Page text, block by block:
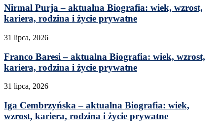
Nirmal Purja – aktualna Biografia: wiek, wzrost,
kariera, rodzina i życie prywatne
31 lipca, 2026
Franco Baresi – aktualna Biografia: wiek, wzrost,
kariera, rodzina i życie prywatne
31 lipca, 2026
Iga Cembrzyńska – aktualna Biografia: wiek,
wzrost, kariera, rodzina i życie prywatne